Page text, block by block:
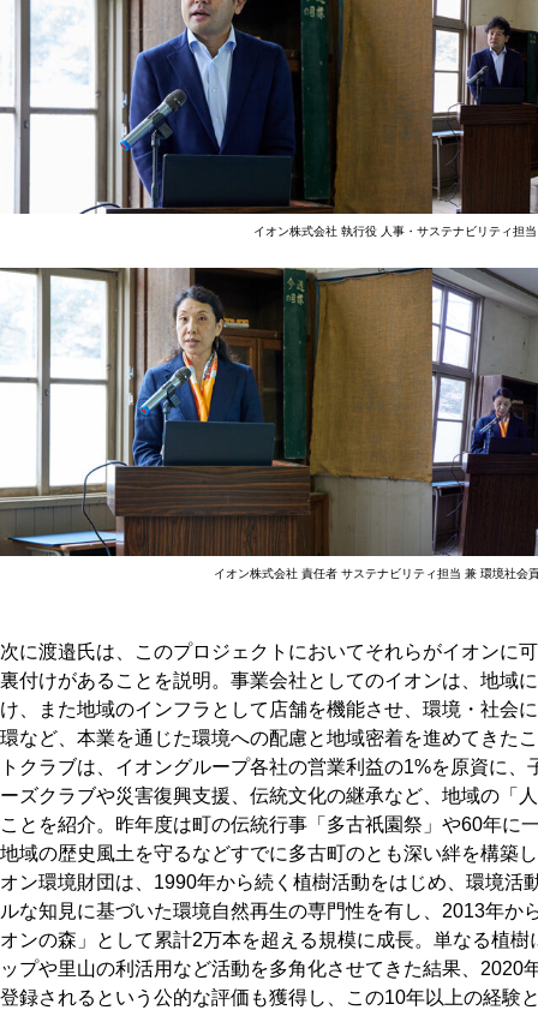
イオン株式会社 執行役 人事・サステナビリティ担
イオン株式会社 責任者 サステナビリティ担当 兼 環境社
次に渡邉氏は、このプロジェクトにおいてそれらがイオンに
裏付けがあることを説明。事業会社としてのイオンは、地域
け、また地域のインフラとして店舗を機能させ、環境・社会
環など、本業を通じた環境への配慮と地域密着を進めてきた
トクラブは、イオングループ各社の営業利益の1%を原資に
ーズクラブや災害復興支援、伝統文化の継承など、地域の「
ことを紹介。昨年度は町の伝統行事「多古祇園祭」や60年に
地域の歴史風土を守るなどすでに多古町のとも深い絆を構築
オン環境財団は、1990年から続く植樹活動をはじめ、環境活
ルな知見に基づいた環境自然再生の専門性を有し、2013年か
オンの森」として累計2万本を超える規模に成長。単なる植
ップや里山の利活用など活動を多角化させてきた結果、2020
登録されるという公的な評価も獲得し、この10年以上の経験